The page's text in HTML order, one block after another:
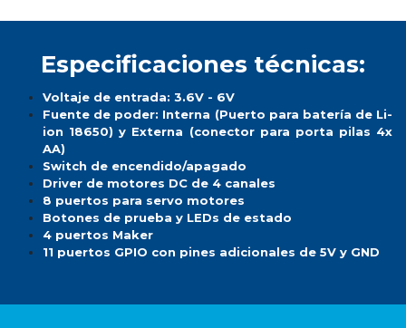
Especificaciones técnicas:
Voltaje de entrada: 3.6V - 6V
Fuente de poder: Interna (Puerto para batería de Li-
ion 18650) y Externa (conector para porta pilas 4x
AA)
Switch de encendido/apagado
Driver de motores DC de 4 canales
8 puertos para servo motores
Botones de prueba y LEDs de estado
4 puertos Maker
11 puertos GPIO con pines adicionales de 5V y GND